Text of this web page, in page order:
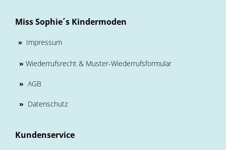
Miss Sophie´s Kindermoden
» Impressum
» Wiederrufsrecht & Muster-Wiederrufsformular
» AGB
» Datenschutz
Kundenservice